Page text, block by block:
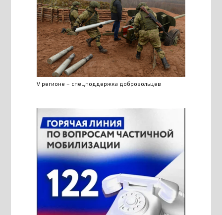
V регионе – спецподдержка добровольцев